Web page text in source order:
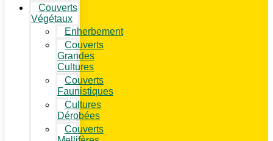
Couverts
Végétaux
Enherbement
Couverts
Grandes
Cultures
Couverts
Faunistiques
Cultures
Dérobées
Couverts